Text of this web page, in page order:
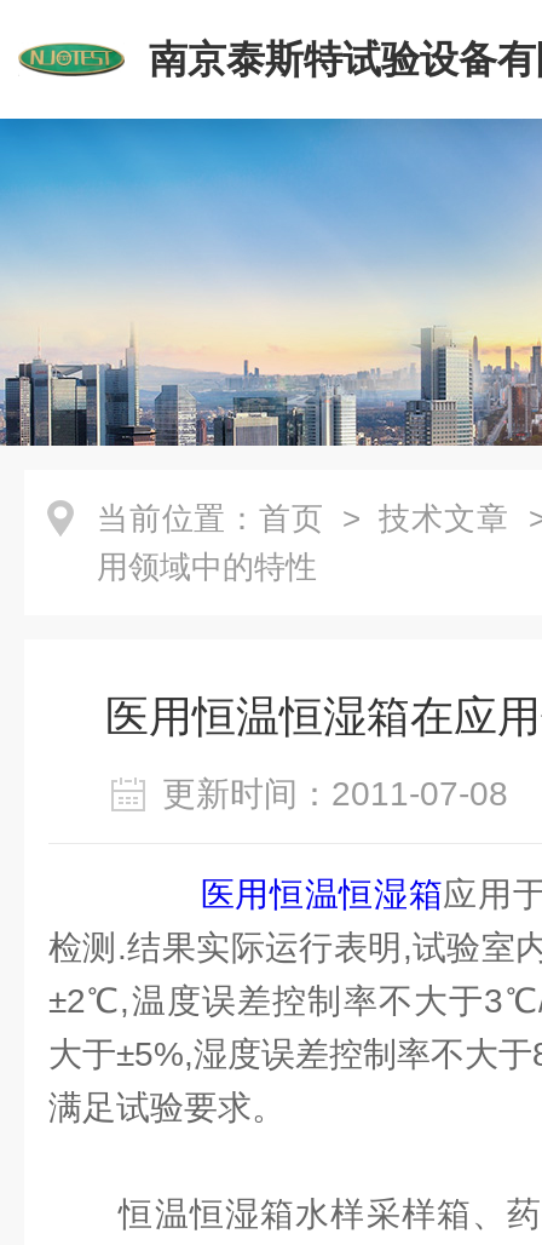
南京泰斯特试验设备
当前位置： 首页 > 技术文章
用领域中的特性
医用恒温恒湿箱在应
更新时间：2011-07-
医用恒温恒湿箱应用
检测.结果实际运行表明,试验室
±2℃,温度误差控制率不大于
大于±5%,湿度误差控制率不大
满足试验要求。
恒温恒湿箱水样采样箱、药